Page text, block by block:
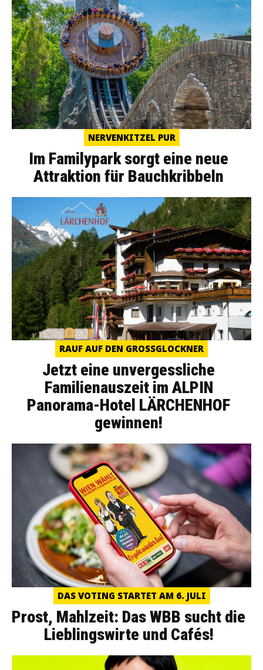
NERVENKITZEL PUR
Im Familypark sorgt eine neue
Attraktion für Bauchkribbeln
RAUF AUF DEN GROSSGLOCKNER
Jetzt eine unvergessliche
Familienauszeit im ALPIN
Panorama-Hotel LÄRCHENHOF
gewinnen!
DAS VOTING STARTET AM 6. JULI
Prost, Mahlzeit: Das WBB sucht die
Lieblingswirte und Cafés!